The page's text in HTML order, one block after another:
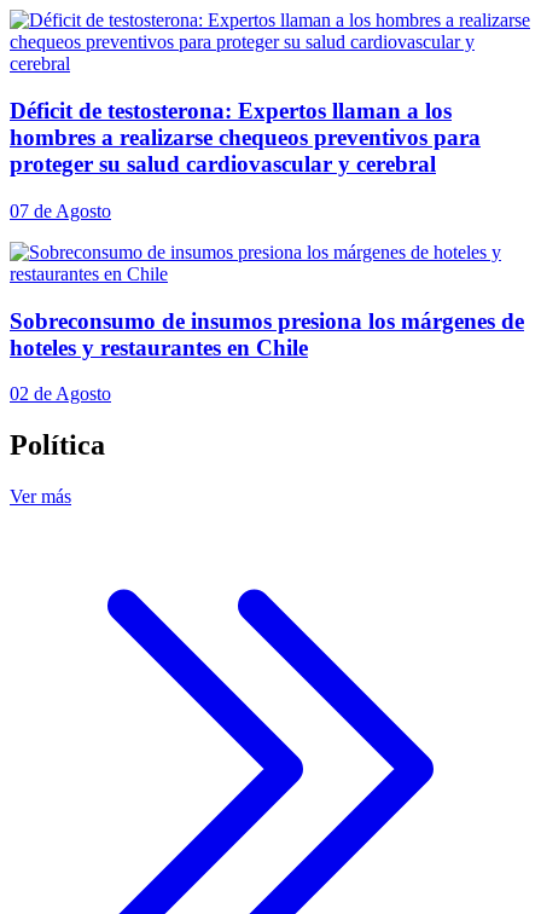
Déficit de testosterona: Expertos llaman a los
hombres a realizarse chequeos preventivos para
proteger su salud cardiovascular y cerebral
07 de Agosto
Sobreconsumo de insumos presiona los márgenes de
hoteles y restaurantes en Chile
02 de Agosto
Política
Ver más